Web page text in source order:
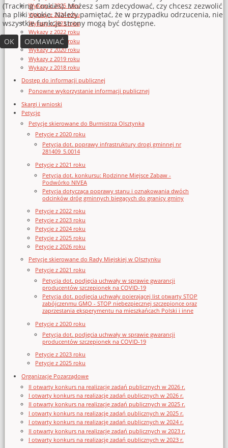
Wykazy z 2025 roku
Wykazy z 2024 roku
Wykazy z 2023 roku
Wykazy z 2022 roku
Wykazy z 2021 roku
Wykazy z 2020 roku
Wykazy z 2019 roku
Wykazy z 2018 roku
Dostęp do informacji publicznej
Ponowne wykorzystanie informacji publicznej
Skargi i wnioski
Petycje
Petycje skierowane do Burmistrza Olsztynka
Petycje z 2020 roku
Petycja dot. poprawy infrastruktury drogi gminnej nr
281409_5.0014
Petycje z 2021 roku
Petycja dot. konkursu: Rodzinne Miejsce Zabaw -
Podwórko NIVEA
Petycja dotycząca poprawy stanu i oznakowania dwóch
odcinków dróg gminnych biegących do granicy gminy
Petycje z 2022 roku
Petycje z 2023 roku
Petycje z 2024 roku
Petycje z 2025 roku
Petycje z 2026 roku
Petycje skierowane do Rady Miejskiej w Olsztynku
Petycje z 2021 roku
Petycja dot. podjęcia uchwały w sprawie gwarancji
producentów szczepionek na COVID-19
Petycja dot. podjęcia uchwały poierającej list otwarty STOP
zabójczenmu GMO - STOP niebezpiecznej szczepionce oraz
zaprzestania eksperymentu na mieszkańcach Polski i inne
Petycje z 2020 roku
Petycja dot. podjęcia uchwały w sprawie gwarancji
producentów szczepionek na COVID-19
Petycje z 2023 roku
Petycje z 2025 roku
Organizacje Pozarządowe
II otwarty konkurs na realizację zadań publicznych w 2026 r.
I otwarty konkurs na realizację zadań publicznych w 2026 r.
II otwarty konkurs na realizację zadań publicznych w 2025 r.
I otwarty konkurs na realizację zadań publicznych w 2025 r.
I otwarty konkurs na realizację zadań publicznych w 2024 r.
II otwarty konkurs na realizację zadań publicznych w 2023 r.
I otwarty konkurs na realizację zadań publicznych w 2023 r.
(Tracking Cookies). Możesz sam zdecydować, czy chcesz zezwolić
na pliki cookie. Należy pamiętać, że w przypadku odrzucenia, nie
wszystkie funkcje strony mogą być dostępne.
OK
ODMAWIAĆ